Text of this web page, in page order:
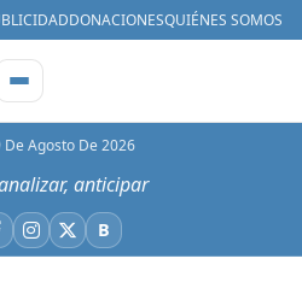
DONACIONESQUIÉNES SOMOS
De Agosto De 2026
anticipar
Instagram
X BBluesky